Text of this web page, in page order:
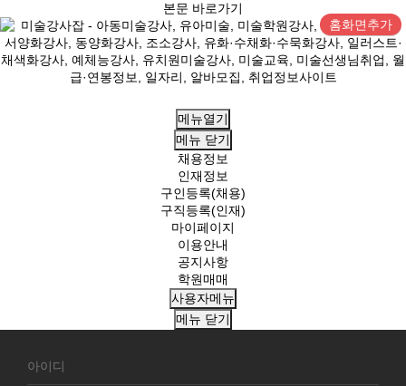
본문 바로가기
홈화면추가
메뉴열기
메뉴 닫기
채용정보
인재정보
구인등록(채용)
구직등록(인재)
마이페이지
이용안내
공지사항
학원매매
사용자메뉴
메뉴 닫기
원